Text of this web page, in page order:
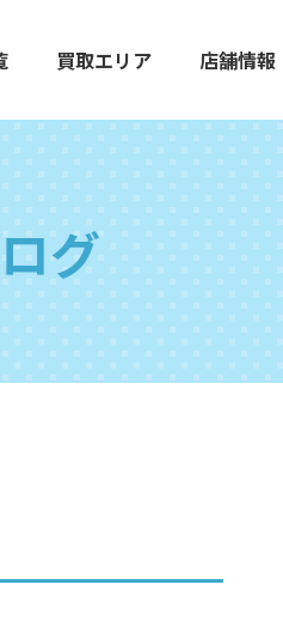
買取エリア 店舗情報
グ